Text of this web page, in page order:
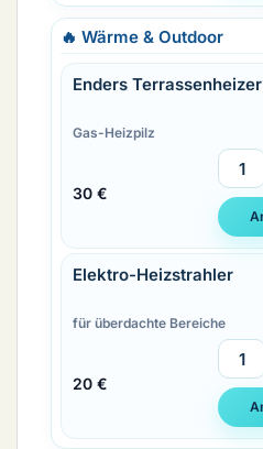
🔥 Wärme & Outdoor
Enders Terrassenheizer
Gas-Heizpilz
30 €
Elektro-Heizstrahler
für überdachte Bereiche
20 €